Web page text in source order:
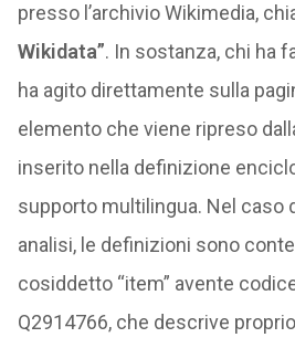
presso l’archivio Wikimedia,
Wikidata”. In sostanza, chi ha
ha agito direttamente sulla
elemento che viene ripreso
inserito nella definizione
supporto multilingua. Nel caso
analisi, le definizioni sono
cosiddetto “item” avente
Q2914766, che descrive